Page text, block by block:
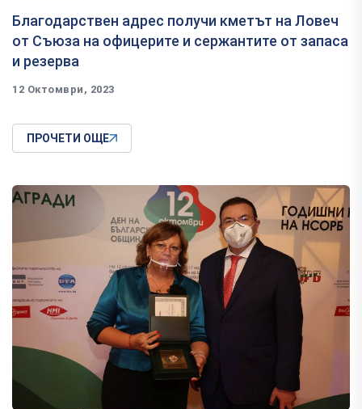
Благодарствен адрес получи кметът на Ловеч
от Съюза на офицерите и сержантите от запаса
и резерва
12 Октомври, 2023
ПРОЧЕТИ ОЩЕ